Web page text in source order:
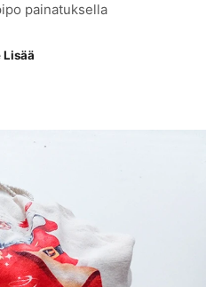
painatuksella
Lisää